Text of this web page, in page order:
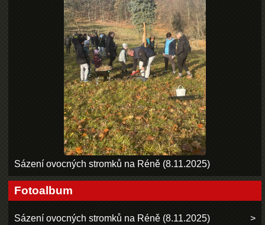
Sázení ovocných stromků na Réně (8.11.2025)
Fotoalbum
Sázení ovocných stromků na Réně (8.11.2025)